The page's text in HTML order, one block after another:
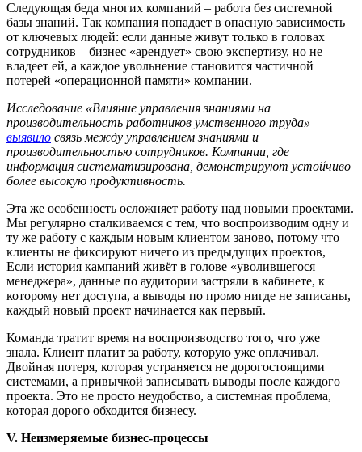
Следующая беда многих компаний – работа без системной
базы знаний. Так компания попадает в опасную зависимость
от ключевых людей: если данные живут только в головах
сотрудников – бизнес «арендует» свою экспертизу, но не
владеет ей, а каждое увольнение становится частичной
потерей «операционной памяти» компании.
Исследование «Влияние управления знаниями на
производительность работников умственного труда»
выявило связь между управлением знаниями и
производительностью сотрудников. Компании, где
информация систематизирована, демонстрируют устойчиво
более высокую продуктивность.
Эта же особенность осложняет работу над новыми проектами.
Мы регулярно сталкиваемся с тем, что воспроизводим одну и
ту же работу с каждым новым клиентом заново, потому что
клиенты не фиксируют ничего из предыдущих проектов,
Если история кампаний живёт в голове «уволившегося
менеджера», данные по аудитории застряли в кабинете, к
которому нет доступа, а выводы по промо нигде не записаны,
каждый новый проект начинается как первый.
Команда тратит время на воспроизводство того, что уже
знала. Клиент платит за работу, которую уже оплачивал.
Двойная потеря, которая устраняется не дорогостоящими
системами, а привычкой записывать выводы после каждого
проекта. Это не просто неудобство, а системная проблема,
которая дорого обходится бизнесу.
V. Неизмеряемые бизнес-процессы